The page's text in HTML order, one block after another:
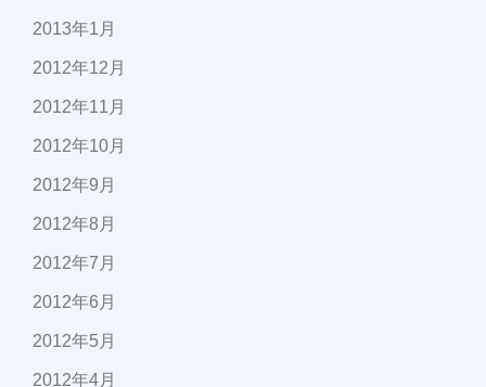
2013年1月
2012年12月
2012年11月
2012年10月
2012年9月
2012年8月
2012年7月
2012年6月
2012年5月
2012年4月